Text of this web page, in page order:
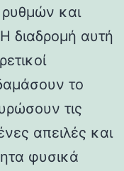
και
διαδρομή αυτή
το
τις
απειλές και
φυσικά